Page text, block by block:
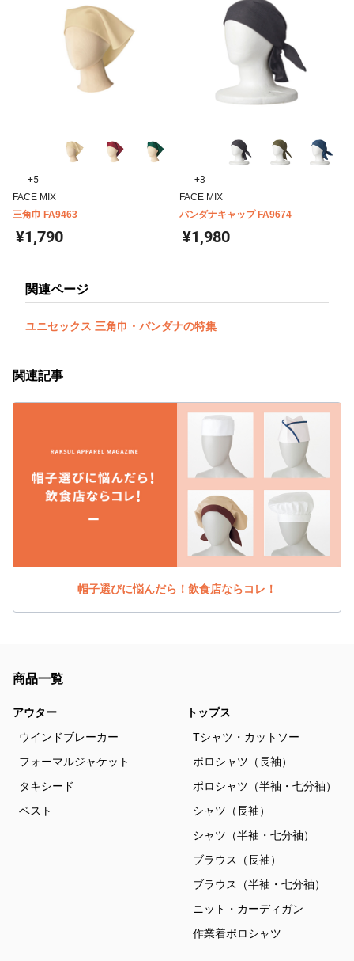
+5
FACE MIX
三角巾 FA9463
¥1,790
+3
FACE MIX
バンダナキャップ FA9674
¥1,980
関連ページ
ユニセックス 三角巾・バンダナの特集
関連記事
帽子選びに悩んだら！飲食店ならコレ！
商品一覧
アウター
ウインドブレーカー
フォーマルジャケット
タキシード
ベスト
トップス
Tシャツ・カットソー
ポロシャツ（長袖）
ポロシャツ（半袖・七分袖）
シャツ（長袖）
シャツ（半袖・七分袖）
ブラウス（長袖）
ブラウス（半袖・七分袖）
ニット・カーディガン
作業着ポロシャツ